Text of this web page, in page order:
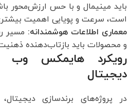
باید مینیمال و با حس ارزش‌محور
است، سرعت و پویایی اهمیت
معماری اطلاعات هوشمندانه: مسیر
و محصولات باید بازتاب‌دهنده
رویکرد هایمکس وب
دیجیتال
در پروژه‌های برندسازی دیجیتال،